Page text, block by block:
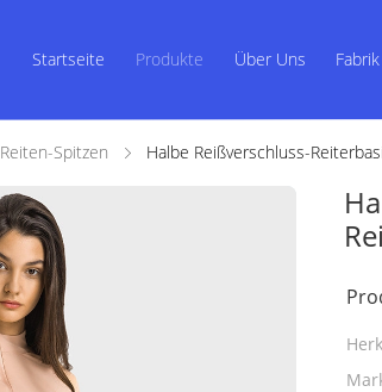
Startseite Produkte Über Uns
Reiten-Spitzen Halbe Reißverschluss-